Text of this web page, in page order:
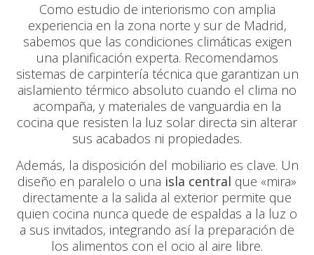
Como estudio de interiorismo con amplia
experiencia en la zona norte y sur de Madrid,
sabemos que las condiciones climáticas exigen
una planificación experta. Recomendamos
sistemas de carpintería técnica que garantizan un
aislamiento térmico absoluto cuando el clima no
acompaña, y materiales de vanguardia en la
cocina que resisten la luz solar directa sin alterar
sus acabados ni propiedades.
Además, la disposición del mobiliario es clave. Un
diseño en paralelo o una isla central que «mira»
directamente a la salida al exterior permite que
quien cocina nunca quede de espaldas a la luz o
a sus invitados, integrando así la preparación de
los alimentos con el ocio al aire libre.